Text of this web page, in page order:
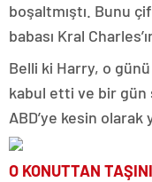
boşaltmıştı. Bunu
babası Kral
Belli ki Harry, o
kabul etti ve bir gün
ABD’ye kesin
O KONUTTAN